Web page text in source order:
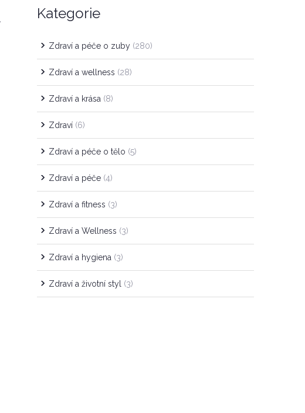
Kategorie
Zdraví a péče o zuby (280)
Zdraví a wellness (28)
Zdraví a krása (8)
Zdraví (6)
Zdraví a péče o tělo (5)
Zdraví a péče (4)
Zdraví a fitness (3)
Zdraví a Wellness (3)
Zdraví a hygiena (3)
Zdraví a životní styl (3)